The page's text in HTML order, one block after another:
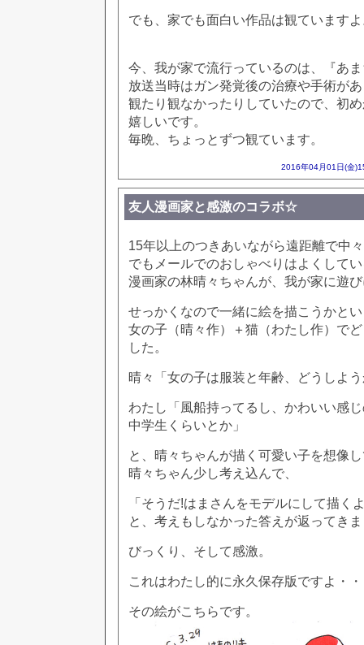
でも、家でも面白い作品は観ています
今、我が家で流行っているのは、『あ
放送当時はガン発覚後の治療や手術が
観たり観なかったりしていたので、初
嬉しいです。
毎晩、ちょっとずつ観ています。
2016年04月01日(金
友人漫画家と感激のコラボ☆
15年以上のつきあいながら遠距離で中
でもメールでのおしゃべりはよくして
漫画家の林晴々ちゃんが、我が家に遊
せっかくなので一緒に絵を描こうかと
女の子（晴々作）＋猫（わたし作）で
した。
晴々「女の子は服装と年齢、どうしよ
わたし「風船持ってるし、かわいい感
中学生くらいとか」
と、晴々ちゃんが描く可愛い子を想像
晴々ちゃん少し考え込んで、
「そうだ!はまさんをモデルにして描く
と、考えもしなかった答えが返ってき
びっくり、そして感激。
これはわたし的に永久保存版ですよ・
その絵がこちらです。